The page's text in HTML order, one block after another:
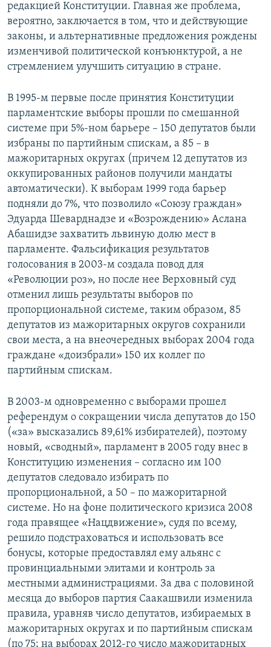
редакцией Конституции. Главная же проблема,
вероятно, заключается в том, что и действующие
законы, и альтернативные предложения рождены
изменчивой политической конъюнктурой, а не
стремлением улучшить ситуацию в стране.
В 1995-м первые после принятия Конституции
парламентские выборы прошли по смешанной
системе при 5%-ном барьере – 150 депутатов были
избраны по партийным спискам, а 85 – в
мажоритарных округах (причем 12 депутатов из
оккупированных районов получили мандаты
автоматически). К выборам 1999 года барьер
подняли до 7%, что позволило «Союзу граждан»
Эдуарда Шеварднадзе и «Возрождению» Аслана
Абашидзе захватить львиную долю мест в
парламенте. Фальсификация результатов
голосования в 2003-м создала повод для
«Революции роз», но после нее Верховный суд
отменил лишь результаты выборов по
пропорциональной системе, таким образом, 85
депутатов из мажоритарных округов сохранили
свои места, а на внеочередных выборах 2004 года
граждане «доизбрали» 150 их коллег по
партийным спискам.
В 2003-м одновременно с выборами прошел
референдум о сокращении числа депутатов до 150
(«за» высказались 89,61% избирателей), поэтому
новый, «сводный», парламент в 2005 году внес в
Конституцию изменения – согласно им 100
депутатов следовало избирать по
пропорциональной, а 50 – по мажоритарной
системе. Но на фоне политического кризиса 2008
года правящее «Нацдвижение», судя по всему,
решило подстраховаться и использовать все
бонусы, которые предоставлял ему альянс с
провинциальными элитами и контроль за
местными администрациями. За два с половиной
месяца до выборов партия Саакашвили изменила
правила, уравняв число депутатов, избираемых в
мажоритарных округах и по партийным спискам
(по 75; на выборах 2012-го число мажоритарных